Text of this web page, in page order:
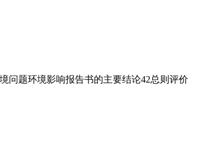
问题环境影响报告书的主要结论42总则评价